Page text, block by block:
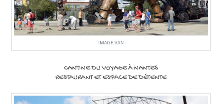
IMAGE VAN
CANTINE DU VOYAGE À NANTES
RESTAURANT ET ESPACE DE DÉTENTE